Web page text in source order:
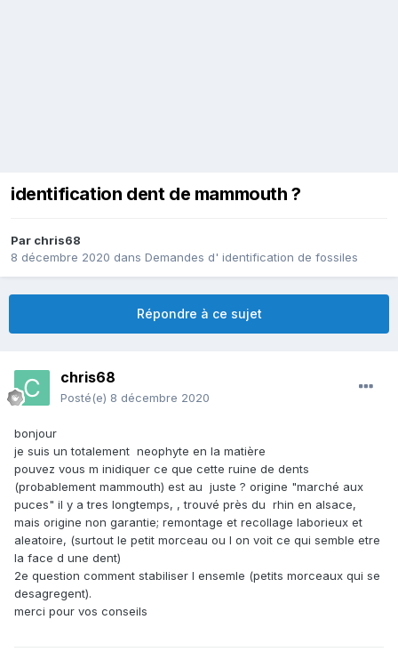
identification dent de mammouth ?
Par chris68
8 décembre 2020 dans Demandes d' identification de fossiles
Répondre à ce sujet
chris68
Posté(e) 8 décembre 2020
bonjour
je suis un totalement neophyte en la matière
pouvez vous m inidiquer ce que cette ruine de dents
(probablement mammouth) est au juste ? origine "marché aux
puces" il y a tres longtemps, , trouvé près du rhin en alsace,
mais origine non garantie; remontage et recollage laborieux et
aleatoire, (surtout le petit morceau ou l on voit ce qui semble etre
la face d une dent)
2e question comment stabiliser l ensemle (petits morceaux qui se
desagregent).
merci pour vos conseils